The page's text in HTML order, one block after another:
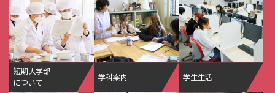
短期大学部
について
学科案内 学生生活